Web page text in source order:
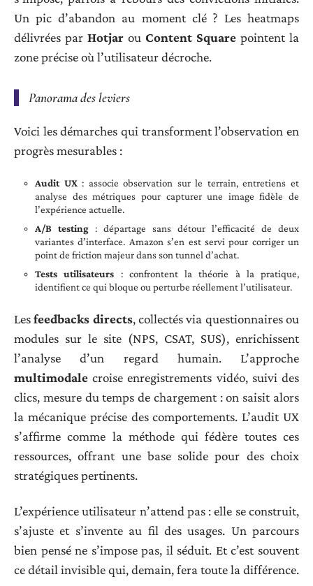
Un pic d’abandon au moment clé ? Les heatmaps
délivrées par Hotjar ou Content Square pointent la
zone précise où l’utilisateur décroche.
Panorama des leviers
Voici les démarches qui transforment l’observation en
progrès mesurables :
Audit UX: associe observation sur le terrain, entretiens et
analyse des métriques pour capturer une image fidèle de
l’expérience actuelle.
A/B testing : départage sans détour l’efficacité de deux
variantes d’interface. Amazon s’en est servi pour corriger un
point de friction majeur dans son tunnel d’achat.
Tests utilisateurs : confrontent la théorie à la pratique,
identifient ce qui bloque ou perturbe réellement l’utilisateur.
Lesfeedbacks directs, collectés via questionnaires ou
modules sur le site (NPS, CSAT, SUS), enrichissent
l’analyse d’un regard humain. L’approche
multimodale croise enregistrements vidéo, suivi des
clics, mesure du temps de chargement : on saisit alors
la mécanique précise des comportements. L’audit UX
s’affirme comme la méthode qui fédère toutes ces
ressources, offrant une base solide pour des choix
stratégiques pertinents.
L’expérience utilisateur n’attend pas : elle se construit,
s’ajuste et s’invente au fil des usages. Un parcours
bien pensé ne s’impose pas, il séduit. Et c’est souvent
ce détail invisible qui, demain, fera toute la différence.